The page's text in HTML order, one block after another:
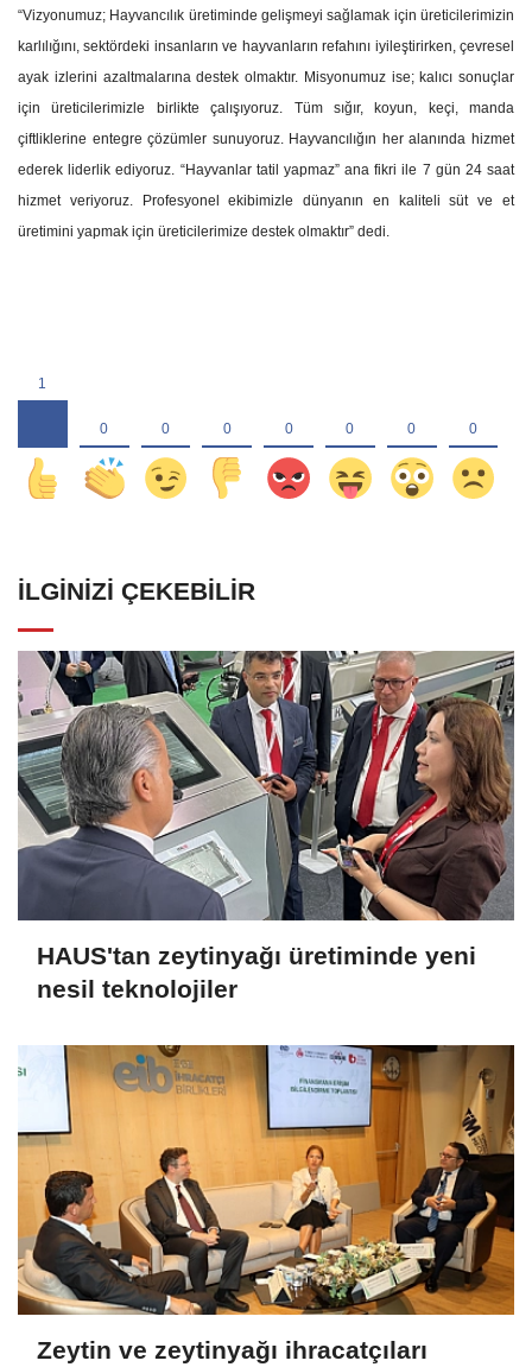
“Vizyonumuz; Hayvancılık üretiminde gelişmeyi sağlamak için üreticilerimizin
karlılığını, sektördeki insanların ve hayvanların refahını iyileştirirken, çevresel
ayak izlerini azaltmalarına destek olmaktır. Misyonumuz ise; kalıcı sonuçlar
için üreticilerimizle birlikte çalışıyoruz. Tüm sığır, koyun, keçi, manda
çiftliklerine entegre çözümler sunuyoruz. Hayvancılığın her alanında hizmet
ederek liderlik ediyoruz. “Hayvanlar tatil yapmaz” ana fikri ile 7 gün 24 saat
hizmet veriyoruz. Profesyonel ekibimizle dünyanın en kaliteli süt ve et
üretimini yapmak için üreticilerimize destek olmaktır” dedi.
İLGINIZI ÇEKEBILIR
HAUS'tan zeytinyağı üretiminde yeni
nesil teknolojiler
Zeytin ve zeytinyağı ihracatçıları